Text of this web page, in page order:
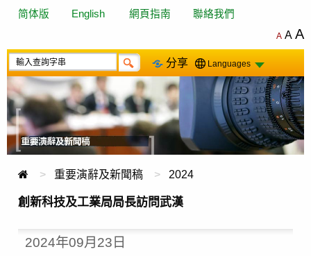
简体版 English 網頁指南 聯絡我們
A A A
分享 Languages
重要演辭及新聞稿 2024
創新科技及工業局局長訪問武漢
2024年09月23日